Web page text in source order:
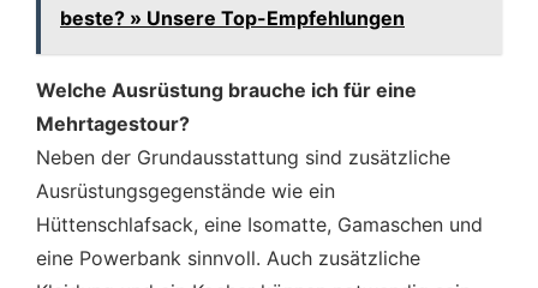
beste? » Unsere Top-Empfehlungen
Welche Ausrüstung brauche ich für eine
Mehrtagestour?
Neben der Grundausstattung sind zusätzliche
Ausrüstungsgegenstände wie ein
Hüttenschlafsack, eine Isomatte, Gamaschen und
eine Powerbank sinnvoll. Auch zusätzliche